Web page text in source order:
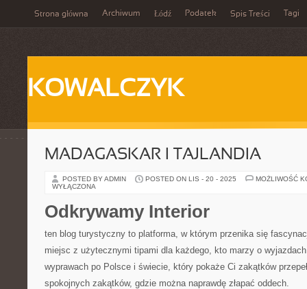
Strona główna Archiwum Łódź Podatek Spis Treści Tagi
KOWALCZYK
MADAGASKAR I TAJLANDIA
POSTED BY ADMIN POSTED ON LIS - 20 - 2025
MOŻLIWOŚĆ
WYŁĄCZONA
Odkrywamy Interior
ten blog turystyczny to platforma, w którym przenika się
miejsc z użytecznymi tipami dla każdego, kto marzy o
wyprawach po Polsce i świecie, który pokaże Ci zakątków
spokojnych zakątków, gdzie można naprawdę złapać oddech.